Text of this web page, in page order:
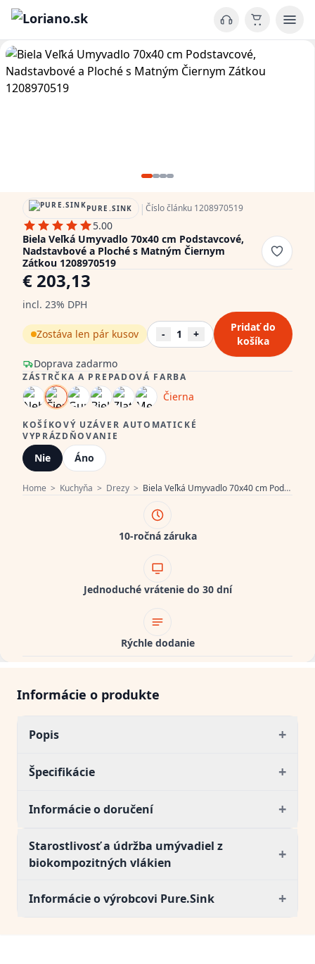
Home > Kuchyňa > Drezy > Biela Veľká Umyvadlo 70x40 cm Podstavcové, Nadstavbové a Ploché s Matným Čiernym Zátkou 1208970519
PURE.SINK | Číslo článku 1208970519
5.00
Biela Veľká Umyvadlo 70x40 cm Podstavcové,
Nadstavbové a Ploché s Matným Čiernym
Zátkou 1208970519
€ 203,13
incl. 23% DPH
Doprava zadarmo
Zostáva len pár kusov - 1 +
Pridať do
košíka
ZÁSTRČKA A PREPADOVÁ FARBA
Čierna
KOŠÍKOVÝ UZÁVER AUTOMATICKÉ
VYPRÁZDŇOVANIE
Nie Áno
10-ročná záruka
Jednoduché vrátenie do 30 dní
Rýchle dodanie
Informácie o produkte
Popis +
Špecifikácie +
Informácie o doručení +
Starostlivosť a údržba umývadiel z
biokompozitných vlákien
+
Informácie o výrobcovi Pure.Sink +